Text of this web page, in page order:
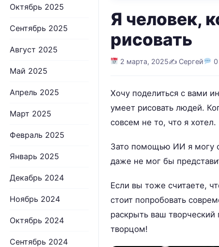
Октябрь 2025
Сентябрь 2025
Август 2025
Май 2025
Апрель 2025
Март 2025
Февраль 2025
Январь 2025
Декабрь 2024
Ноябрь 2024
Октябрь 2024
Сентябрь 2024
Я человек,
рисовать
2 марта, 2025✍️ Сергей 0
Хочу поделиться с вами
умеет рисовать людей.
совсем не то, что я хотел.
Зато помощью ИИ я могу
даже не мог бы
Если вы тоже считаете,
стоит попробовать
раскрыть ваш
творцом!